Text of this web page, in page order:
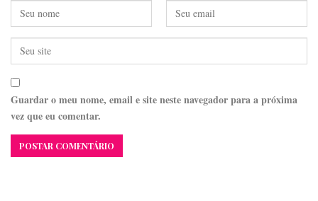
Guardar o meu nome, email e site neste navegador para a próxima
vez que eu comentar.